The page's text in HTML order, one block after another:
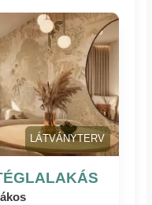
LÁTVÁNYTERV